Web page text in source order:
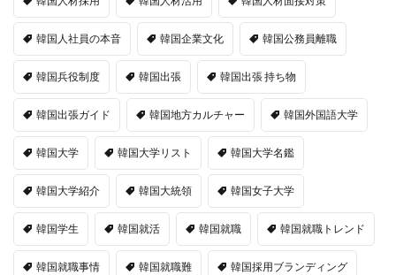
韓国人社員の本音 韓国企業文化 韓国公務員離職
韓国兵役制度 韓国出張 韓国出張 持ち物
韓国出張ガイド 韓国地方カルチャー 韓国外国語大学
韓国大学 韓国大学リスト 韓国大学名鑑
韓国大学紹介 韓国大統領 韓国女子大学
韓国学生 韓国就活 韓国就職 韓国就職トレンド
韓国就職事情 韓国就職難 韓国採用ブランディング